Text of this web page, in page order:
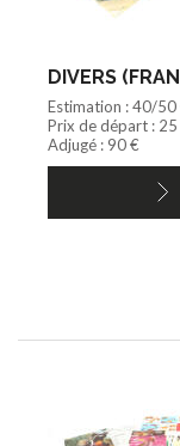
Documentation
Playmobil/Lego
Barbie/Big Jim
Jouets Fast Food
Trading cards
1/18ème
DIVERS
Estimation : 40/50
Prix de départ :
Adjugé : 90 €